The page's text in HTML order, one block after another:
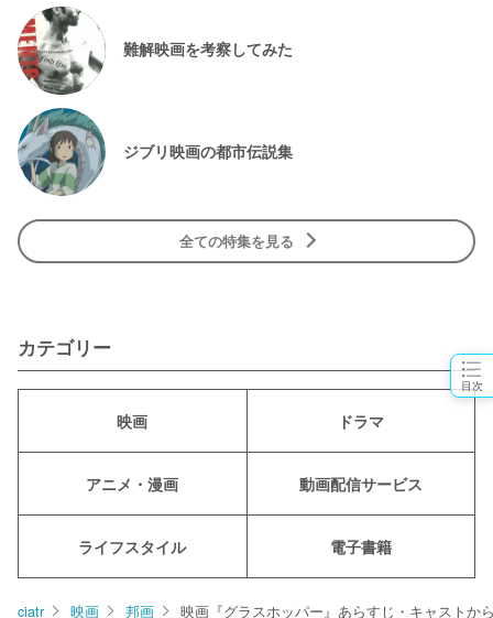
目次
難解映画を考察してみた
ジブリ映画の都市伝説集
全ての特集を見る
カテゴリー
映画 ドラマ
アニメ・漫画 動画配信サービス
ライフスタイル 電子書籍
ciatr 映画 邦画 映画『グラスホッパー』あらすじ・キャストか